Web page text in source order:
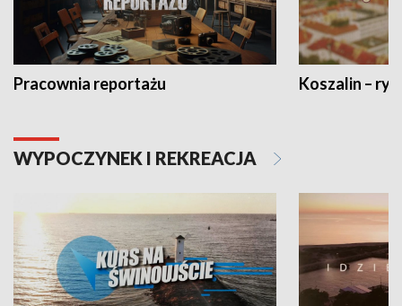
Pracownia reportażu Koszalin –
WYPOCZYNEK I REKREACJA